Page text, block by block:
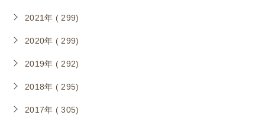
2021年 ( 299)
2020年 ( 299)
2019年 ( 292)
2018年 ( 295)
2017年 ( 305)